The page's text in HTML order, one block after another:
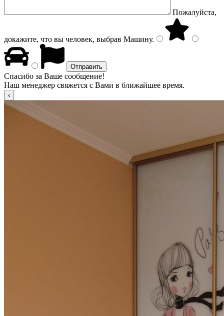
Пожалуйста,
докажите, что вы человек, выбрав Машину.
Спасибо за Ваше сообщение!
Наш менеджер свяжется с Вами в ближайшее время.